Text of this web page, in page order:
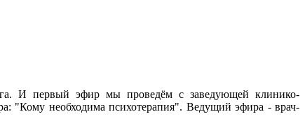
И первый эфир мы проведём с заведующей клинико-
"Кому необходима психотерапия". Ведущий эфира - врач-